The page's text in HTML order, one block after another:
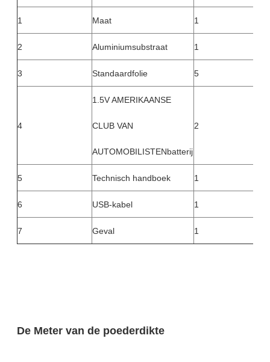
1 Maat 1
2 Aluminiumsubstraat 1
3 Standaardfolie 5
4
1.5V AMERIKAANSE
CLUB VAN
AUTOMOBILISTENbatterij
2
5 Technisch handboek 1
6 USB-kabel 1
7 Geval 1
De Meter van de poederdikte